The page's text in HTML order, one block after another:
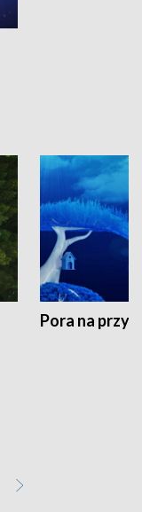
Pora na